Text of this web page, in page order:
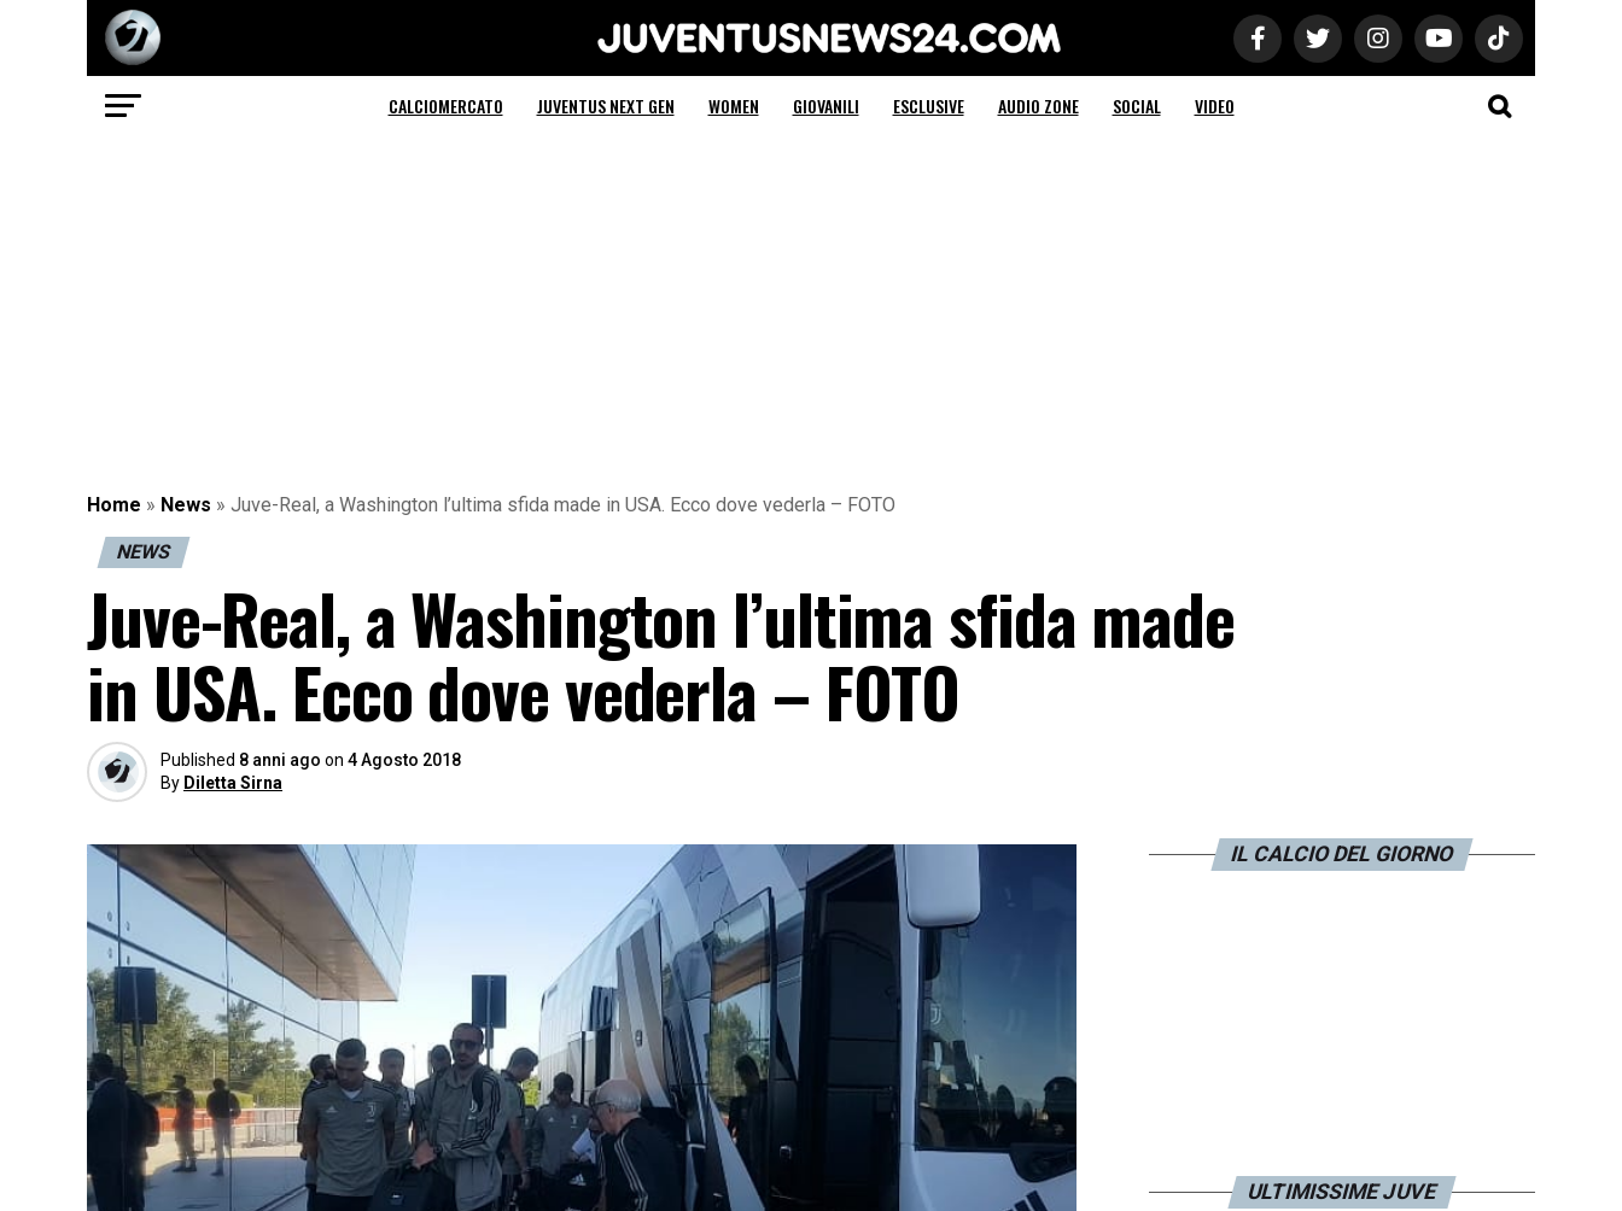
Juventus News 24
CALCIOMERCATO JUVENTUS NEXT GEN WOMEN GIOVANILI ESCLUSIVE AUDIO ZONE SOCIAL VIDEO
Home » News » Juve-Real, a Washington l’ultima sfida made in USA. Ecco dove vederla – FOTO
NEWS
Juve-Real, a Washington l’ultima sfida made
in USA. Ecco dove vederla – FOTO
Published 8 anni ago on 4 Agosto 2018
By Diletta Sirna
IL CALCIO DEL GIORNO
ULTIMISSIME JUVE